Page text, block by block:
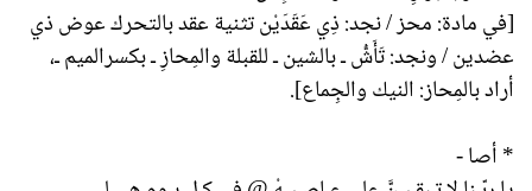
[في مادة: محز / نجد: ذِي عَقَدَيْن تثنية عقد بالتحرك عوض ذي
عضدين / ونجد: تَأَشُّ ـ بالشين ـ للقبلة والمِحازِ ـ بكسرالميم ـ،
أراد بالمِحاز: النيك والجِماع].
* أصا -